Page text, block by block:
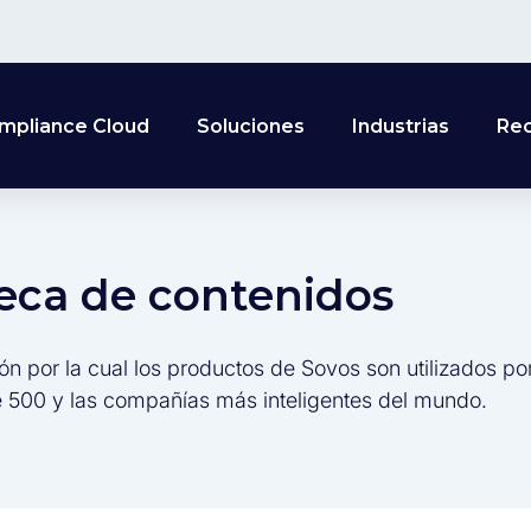
Cloud Soluciones Industrias
de contenidos
por la cual los productos de Sovos son utilizados
500 y las compañías más inteligentes del mundo.